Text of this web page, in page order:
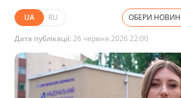
UA RU ОБЕРИ
Дата публікації:26 червня 2026 22:00